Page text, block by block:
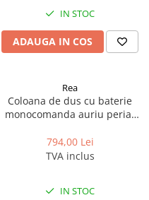
IN STOC
ADAUGA IN COS
Rea
Coloana de dus cu baterie
monocomanda auriu periat
794,00 Lei
TVA inclus
IN STOC